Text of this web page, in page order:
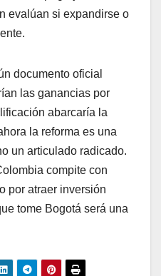
evalúan si expandirse o
documento oficial
las ganancias por
abarcaría la
la reforma es una
un articulado radicado.
compite con
por atraer inversión
tome Bogotá será una